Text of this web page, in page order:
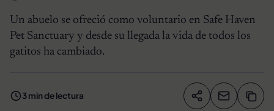
Un abuelo se ofreció como voluntario en Safe Haven
Pet Sanctuary y desde su llegada la vida de todos los
gatitos ha cambiado.
3 min de lectura Compartir